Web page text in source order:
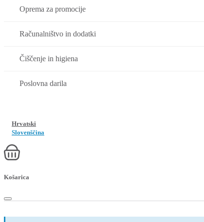
Oprema za promocije
Računalništvo in dodatki
Čiščenje in higiena
Poslovna darila
Hrvatski
Slovenščina
Košarica